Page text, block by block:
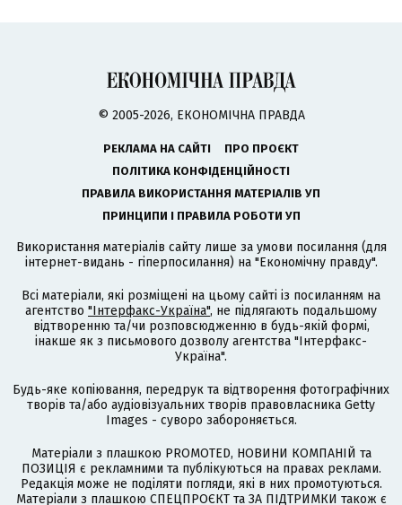
© 2005-2026, ЕКОНОМІЧНА ПРАВДА
РЕКЛАМА НА САЙТІ
ПРО ПРОЄКТ
ПОЛІТИКА КОНФІДЕНЦІЙНОСТІ
ПРАВИЛА ВИКОРИСТАННЯ МАТЕРІАЛІВ УП
ПРИНЦИПИ І ПРАВИЛА РОБОТИ УП
Використання матеріалів сайту лише за умови посилання (для
інтернет-видань - гіперпосилання) на "Економічну правду".
Всі матеріали, які розміщені на цьому сайті із посиланням на
агентство "Інтерфакс-Україна", не підлягають подальшому
відтворенню та/чи розповсюдженню в будь-якій формі,
інакше як з письмового дозволу агентства "Інтерфакс-
Україна".
Будь-яке копіювання, передрук та відтворення фотографічних
творів та/або аудіовізуальних творів правовласника Getty
Images - суворо забороняється.
Матеріали з плашкою PROMOTED, НОВИНИ КОМПАНІЙ та
ПОЗИЦІЯ є рекламними та публікуються на правах реклами.
Редакція може не поділяти погляди, які в них промотуються.
Матеріали з плашкою СПЕЦПРОЄКТ та ЗА ПІДТРИМКИ також є